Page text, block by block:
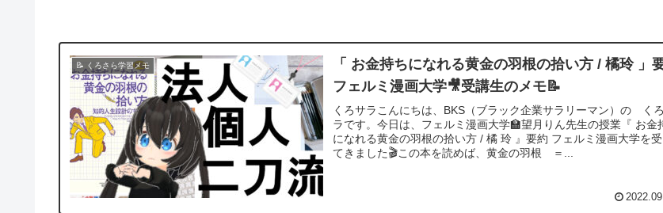
📝 くろさら学習メモ
「 お金持ちになれる黄金の羽根の拾い方 / 橘玲 」
フェルミ漫画大学🎥受講生のメモ📝￼
くろサラこんにちは、BKS（ブラック企業サラリーマン）の く
ラです。今日は、フェルミ漫画大学🏫望月りん先生の授業『 お金
になれる黄金の羽根の拾い方 / 橘 玲 』要約 フェルミ漫画大学を
てきました🎬この本を読めば、黄金の羽根 ＝...